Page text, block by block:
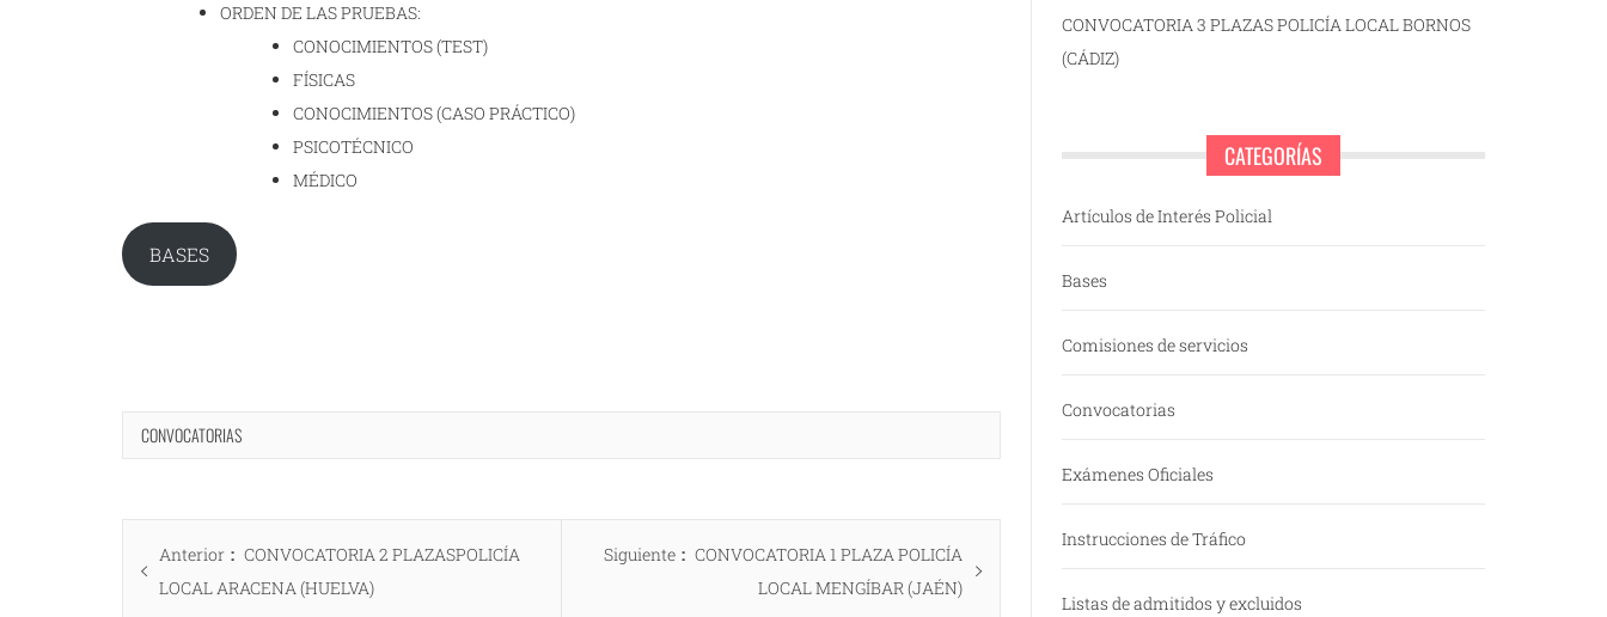
ORDEN DE LAS PRUEBAS:
CONOCIMIENTOS (TEST)
FÍSICAS
CONOCIMIENTOS (CASO PRÁCTICO)
PSICOTÉCNICO
MÉDICO
BASES
CONVOCATORIAS
Navegación
de Anterior
Entrada
anterior:
CONVOCATORIA 2 PLAZASPOLICÍA
LOCAL ARACENA (HUELVA)
Siguiente
Entrada
siguiente:
CONVOCATORIA 1 PLAZA POLICÍA
LOCAL MENGÍBAR (JAÉN)
CONVOCATORIA 3 PLAZAS POLICÍA LOCAL BORNOS
(CÁDIZ)
CATEGORÍAS
Artículos de Interés Policial
Bases
Comisiones de servicios
Convocatorias
Exámenes Oficiales
Instrucciones de Tráfico
Listas de admitidos y excluidos